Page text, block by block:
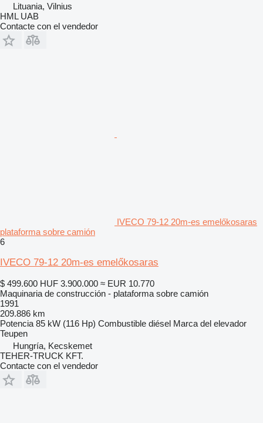
Lituania, Vilnius
HML UAB
Contacte con el vendedor
IVECO 79-12 20m-es emelőkosaras
plataforma sobre camión
6
IVECO 79-12 20m-es emelőkosaras
$ 499.600 HUF 3.900.000 ≈ EUR 10.770
Maquinaria de construcción - plataforma sobre camión
1991
209.886 km
Potencia 85 kW (116 Hp) Combustible diésel Marca del elevador
Teupen
Hungría, Kecskemet
TEHER-TRUCK KFT.
Contacte con el vendedor